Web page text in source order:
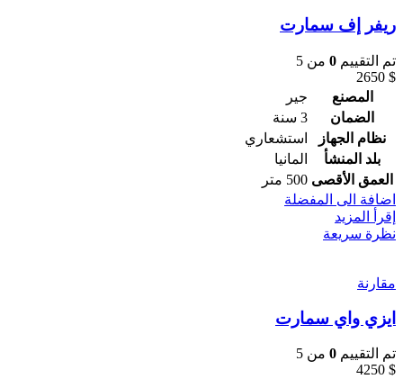
ريفر إف سمارت
تم التقييم 0 من 5
2650 $
المصنع
جير
الضمان
3 سنة
نظام الجهاز
استشعاري
بلد المنشأ
المانيا
العمق الأقصى 500 متر
اضافة الى المفضلة
إقرأ المزيد
نظرة سريعة
مقارنة
ايزي واي سمارت
تم التقييم 0 من 5
4250 $